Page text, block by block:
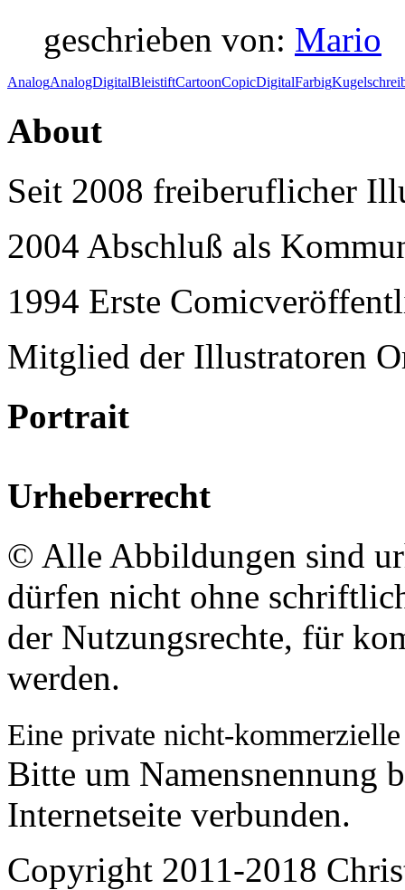
geschrieben von: Mario
AnalogAnalogDigitalBleistiftCartoonCopicDigitalFarbig
About
Seit 2008 freiberuflicher
2004 Abschluß als
1994 Erste
Mitglied der Illustratoren
Portrait
Urheberrecht
© Alle Abbildungen sind
dürfen nicht ohne
der Nutzungsrechte, für
werden.
Eine private nicht-
Bitte um Namensnennung
Internetseite verbunden.
Copyright 2011-2018